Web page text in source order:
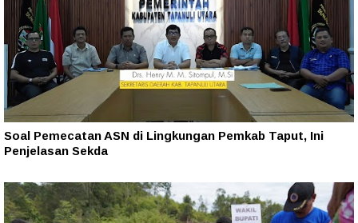
Soal Pemecatan ASN di Lingkungan Pemkab Taput, Ini
Penjelasan Sekda